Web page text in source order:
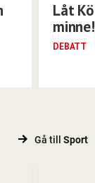
Låt
minne!
DEBATT
Gå till Sport